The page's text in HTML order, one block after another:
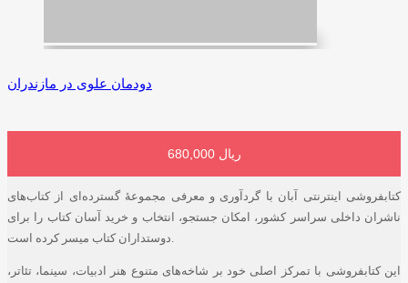
دودمان علوی در مازندران
680,000 ریال
افزودن به سبد خرید
کتابفروشی اینترنتی آبان با گردآوری و معرفی مجموعۀ گسترده‌ای از کتاب‌های
ناشران داخلی سراسر کشور، امکان جستجو، انتخاب و خرید آسان کتاب را برای
این کتابفروشی با تمرکز اصلی خود بر شاخه‌های متنوع هنر ادبیات، سینما، تئاتر،